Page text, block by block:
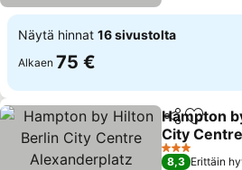
Näytä hinnat 16 sivustolta
Alkaen 75 €
Jaa Lisää
Hampton
City Centre
3 Tähtiluokitus
8,3 Erittäin